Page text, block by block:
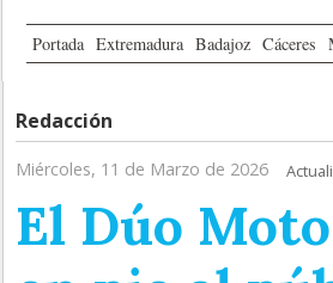
Portada Extremadura Badajoz Cáceres
Redacción
Miércoles, 11 de Marzo de 2026
El Dúo